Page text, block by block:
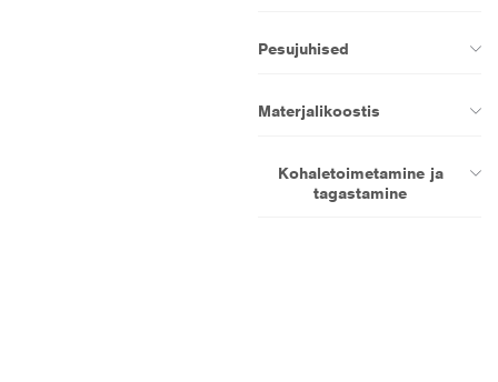
Pesujuhised
Materjalikoostis
Kohaletoimetamine ja
tagastamine